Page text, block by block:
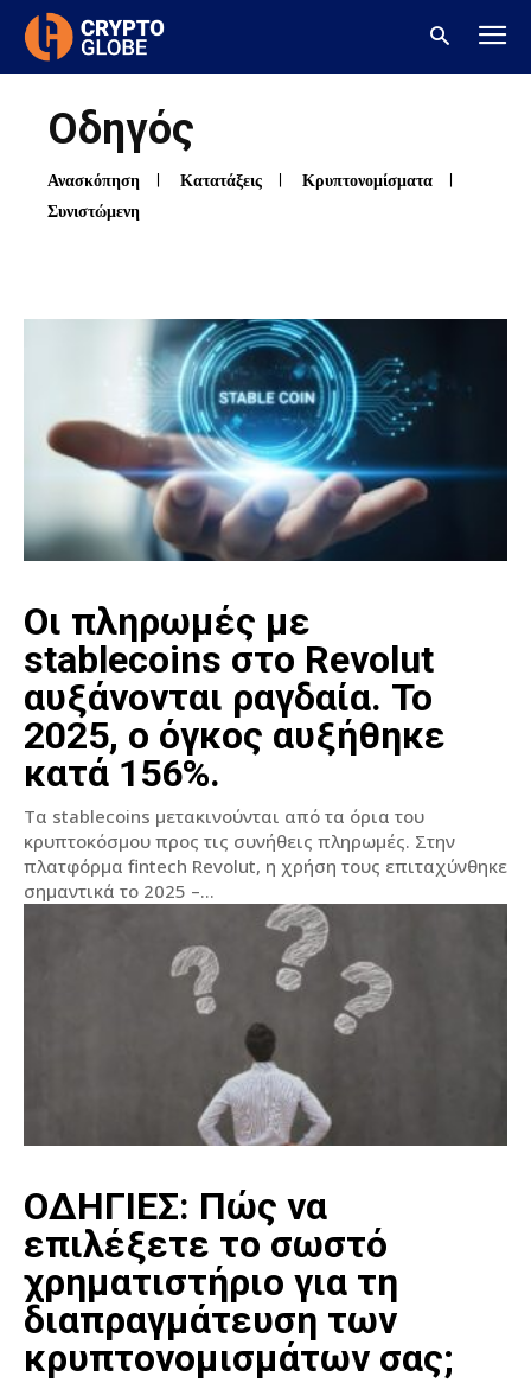
Οδηγός
Ανασκόπηση Κατατάξεις
Κρυπτονομίσματα
Συνιστώμενη
Οι πληρωμές με
stablecoins στο Revolut
αυξάνονται ραγδαία. Το
2025, ο όγκος αυξήθηκε
κατά 156%.
Τα stablecoins μετακινούνται από τα όρια του
κρυπτοκόσμου προς τις συνήθεις πληρωμές. Στην
πλατφόρμα fintech Revolut, η χρήση τους επιταχύνθηκε
σημαντικά το 2025 –...
ΟΔΗΓΙΕΣ: Πώς να
επιλέξετε το σωστό
χρηματιστήριο για τη
διαπραγμάτευση των
κρυπτονομισμάτων σας;